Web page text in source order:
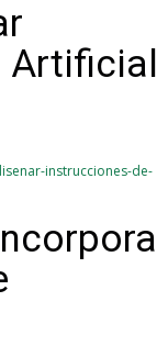
Artificial
instrucciones-de-